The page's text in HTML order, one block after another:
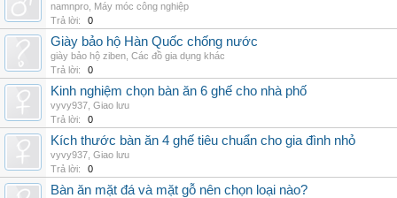
namnpro Máy móc công nghiệp
Trả lời:
0
Giày bảo hộ Hàn Quốc chống nước
giày bảo hộ ziben Các đồ gia dụng khác
Trả lời:
0
Kinh nghiệm chọn bàn ăn 6 ghế cho nhà phố
vyvy937 Giao lưu
Trả lời:
0
Kích thước bàn ăn 4 ghế tiêu chuẩn cho gia đình nhỏ
vyvy937 Giao lưu
Trả lời:
0
Bàn ăn mặt đá và mặt gỗ nên chọn loại nào?